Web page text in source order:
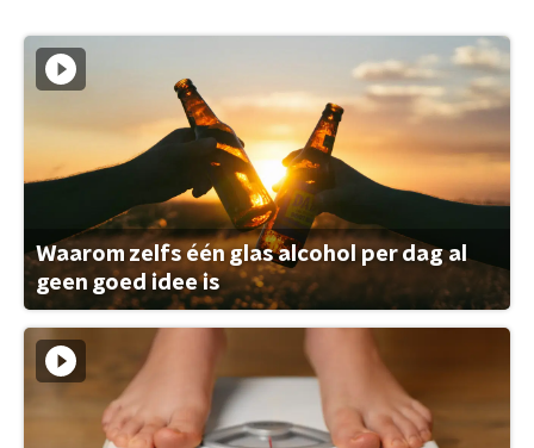
Waarom zelfs één glas alcohol per dag al
geen goed idee is